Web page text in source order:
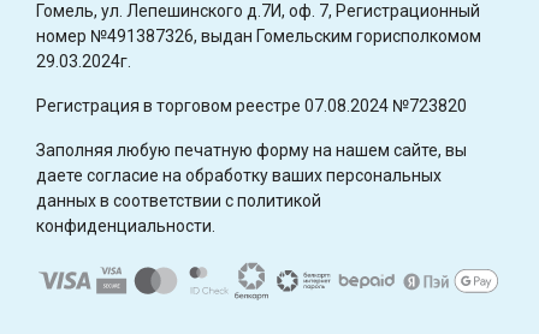
Гомель, ул. Лепешинского д.7И, оф. 7, Регистрационный
номер №491387326, выдан Гомельским горисполкомом
29.03.2024г.
Регистрация в торговом реестре 07.08.2024 №723820
Заполняя любую печатную форму на нашем сайте, вы
даете согласие на обработку ваших персональных
данных в соответствии с политикой
конфиденциальности.